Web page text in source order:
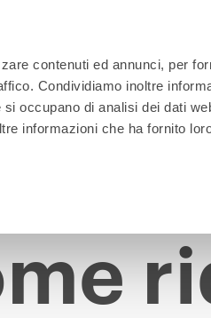
contenuti ed annunci, per
Condividiamo inoltre
occupano di analisi dei dati
informazioni che ha fornito